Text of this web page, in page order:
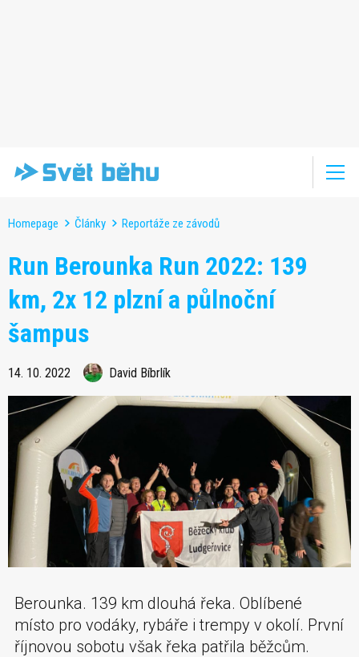
Homepage Články Reportáže ze závodů
Run Berounka Run 2022: 139
km, 2x 12 plzní a půlnoční
šampus
14. 10. 2022 David Bíbrlík
Berounka. 139 km dlouhá řeka. Oblíbené
místo pro vodáky, rybáře i trempy v okolí. První
říjnovou sobotu však řeka patřila běžcům.